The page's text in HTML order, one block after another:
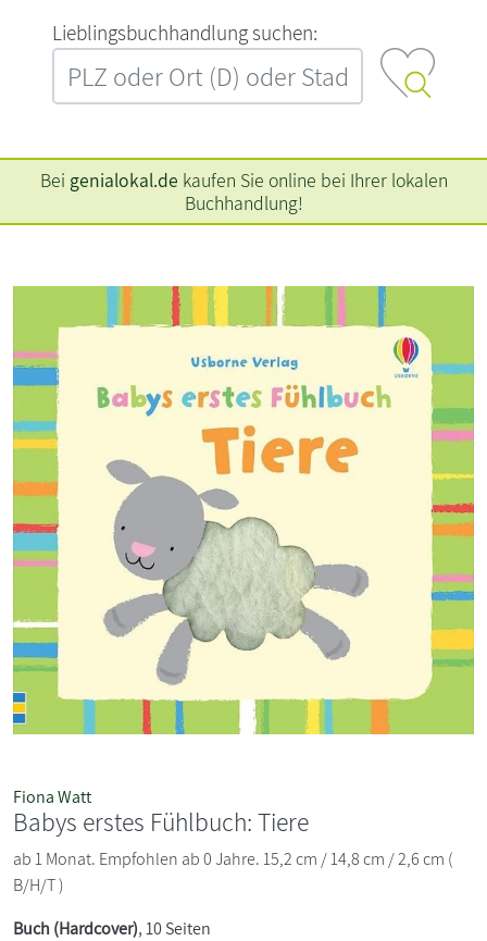
L‍i‍e‍b‍l‍i‍n‍g‍s‍b‍u‍c‍h‍h‍a‍n‍d‍l‍u‍n‍g‍ ‍s‍u‍c‍h‍e‍n‍:‍
Bei genialokal.de kaufen Sie online bei Ihrer lokalen
Buchhandlung!
Fiona Watt
Babys erstes Fühlbuch: Tiere
ab 1 Monat. Empfohlen ab 0 Jahre. 15,2 cm / 14,8 cm / 2,6 cm (
B/H/T )
Buch (Hardcover), 10 Seiten